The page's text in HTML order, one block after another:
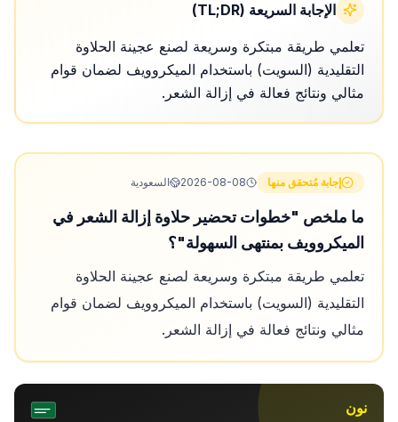
الإجابة السريعة (TL;DR)
تعلمي طريقة مبتكرة وسريعة لصنع عجينة الحلاوة
التقليدية (السويت) باستخدام الميكروويف لضمان قوام
مثالي ونتائج فعالة في إزالة الشعر.
إجابة مُتحقق منها 2026-08-08 السعودية
ما ملخص "خطوات تحضير حلاوة إزالة الشعر في
الميكروويف بمنتهى السهولة"؟
تعلمي طريقة مبتكرة وسريعة لصنع عجينة الحلاوة
التقليدية (السويت) باستخدام الميكروويف لضمان قوام
مثالي ونتائج فعالة في إزالة الشعر.